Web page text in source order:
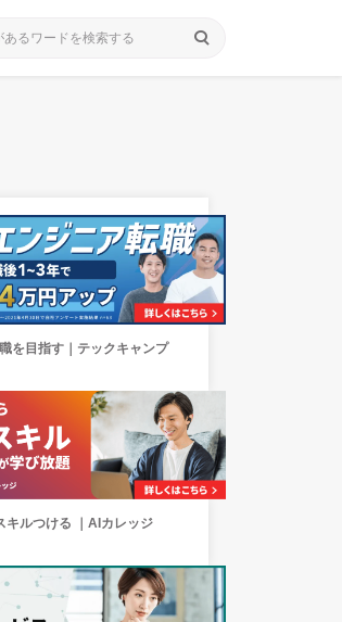
search
を目指す｜テックキャンプ
キルつける ｜AIカレッジ